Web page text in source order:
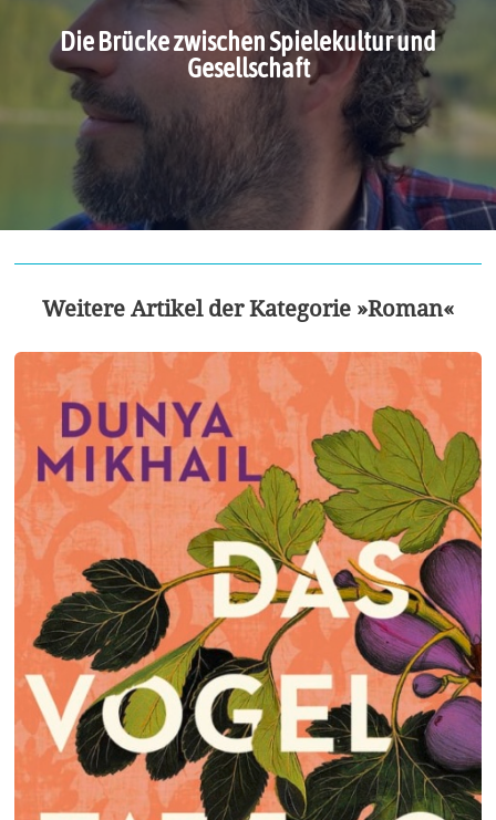
Die Brücke zwischen Spielekultur und
Gesellschaft
Weitere Artikel der Kategorie »Roman«